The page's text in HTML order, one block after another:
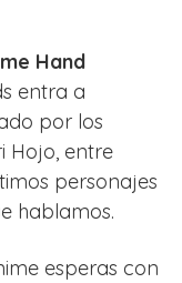
Hand
entra a
por los
Hojo, entre
personajes
hablamos.
esperas con